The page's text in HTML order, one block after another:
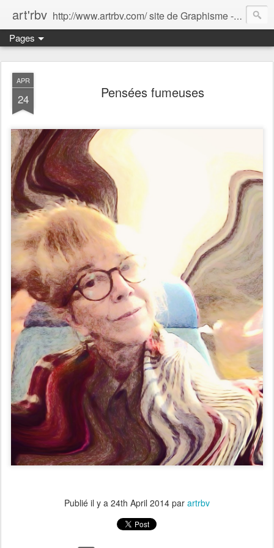
art'rbv http://www.artrbv.com/ site de Graphisme - Illustrations - Edition - Animations - Publicité
Pages
APR
24 Pensées fumeuses
Publié il y a 24th April 2014 par artrbv